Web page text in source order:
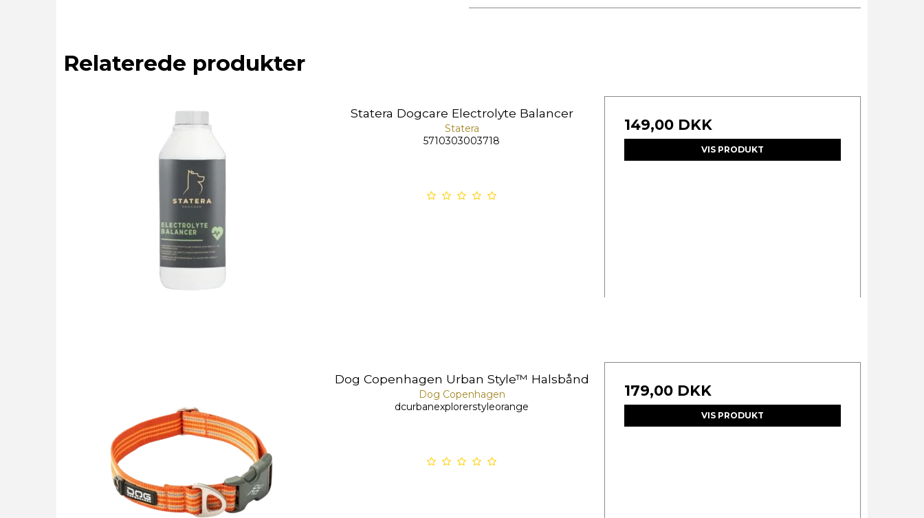
Relaterede produkter
Statera Dogcare Electrolyte Balancer
Statera
5710303003718
149,00 DKK
VIS PRODUKT
Dog Copenhagen Urban Style™ Halsbånd
Dog Copenhagen
dcurbanexplorerstyleorange
179,00 DKK
VIS PRODUKT